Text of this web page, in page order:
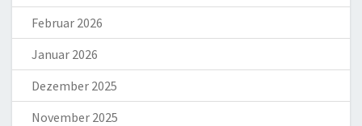
Februar 2026
Januar 2026
Dezember 2025
November 2025